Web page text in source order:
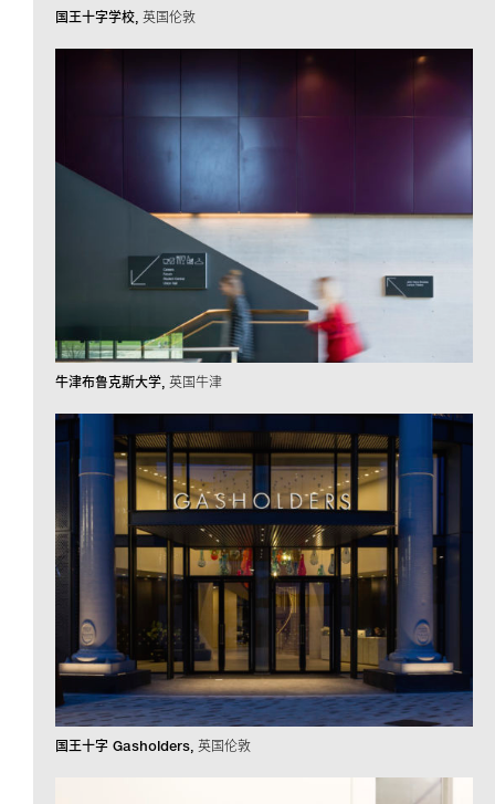
国王十字学校 英国伦敦
牛津布鲁克斯大学 英国牛津
国王十字 Gasholders 英国伦敦